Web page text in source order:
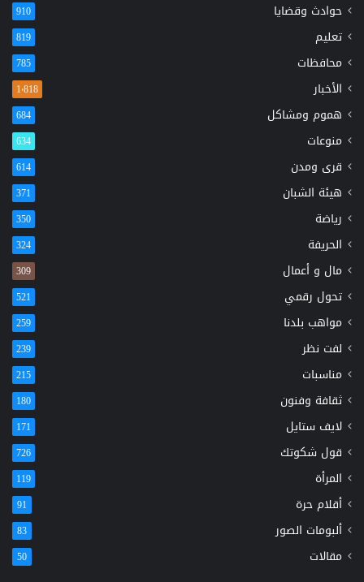
حوادث وقضايا 910
تعليم 819
محافظات 785
الأخبار 1٬818
هموم ومشاكل 684
منوعات 634
قرى ومدن 614
هيئة الشبان 371
رياضة 350
الحريفة 324
مال و أعمال 309
تحول رقمي 521
مواهب بلدنا 259
لفت نظر 239
مناسبات 215
ثقافة وفنون 180
لايف ستايل 171
قول شكوتك 726
المرأة 119
أقلام حرة 91
ألبومات الصور 83
مقالات 50